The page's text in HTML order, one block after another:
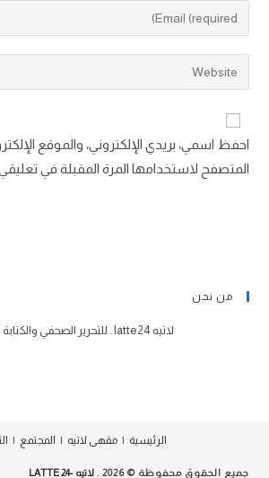
احفظ اسمي، بريدي الإلكتروني، والموقع
المتصفح لاستخدامها المرة المقبلة في
من نحن
لاتيه latte24 . للتحرير الصحفي والكتابة الإبداعية
الرئيسية مقهى لاتيه المجتمع
جميع الحقوق محفوظة © 2026 . لاتيه -24 LATTE